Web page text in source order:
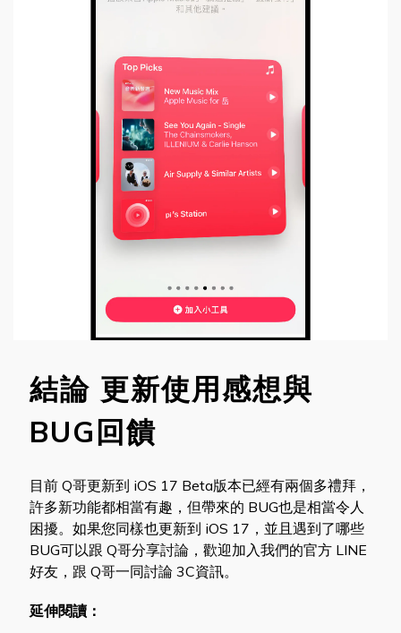
結論 更新使用感想與
BUG回饋
目前 Q哥更新到 iOS 17 Beta版本已經有兩個多禮拜，
許多新功能都相當有趣，但帶來的 BUG也是相當令人
困擾。如果您同樣也更新到 iOS 17，並且遇到了哪些
BUG可以跟 Q哥分享討論，歡迎加入我們的官方 LINE
好友，跟 Q哥一同討論 3C資訊。
延伸閱讀：